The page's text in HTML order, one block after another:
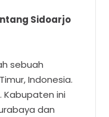
Sidoarjo
sebuah
Indonesia.
Kabupaten ini
dan